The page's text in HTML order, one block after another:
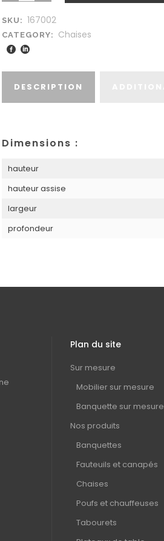
SKU: 167002
CATEGORY: Chaises
DESCRIPTION
Dimensions :
hauteur
hauteur assise
largeur
profondeur
Plan du site
Sur mesure
Mobilier sur mesure
Banquette sur mesure
Nos produits
Banquettes
Fauteuils et canapés
Chaises
Poufs et chauffeuses
Tabourets